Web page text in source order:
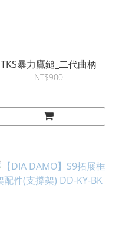
TKS暴力鷹鎚_二代曲柄
NT$900